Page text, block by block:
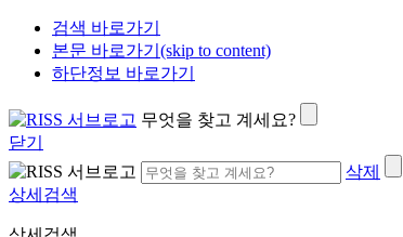
검색 바로가기
본문 바로가기(skip to content)
하단정보 바로가기
무엇을 찾고 계세요?
닫기
삭제
상세검색